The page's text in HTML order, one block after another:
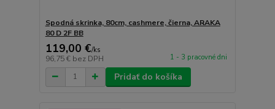
Spodná skrinka, 80cm, cashmere, čierna, ARAKA
80 D 2F BB
119,00 €/ks
96,75 € bez DPH 1 - 3 pracovné dni
Pridať do košíka